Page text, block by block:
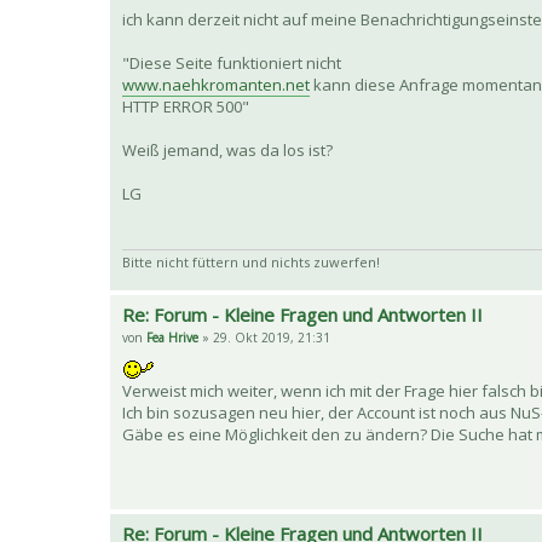
ich kann derzeit nicht auf meine
"Diese Seite funktioniert nicht
www.naehkromanten.net kann diese Anfrage
HTTP ERROR 500"
Weiß jemand, was da los ist?
LG
Bitte nicht füttern und nichts zuwerfen!
Re: Forum - Kleine Fragen und Antworten II
von Fea Hrive » 29. Okt 2019, 21:31
Verweist mich weiter, wenn ich mit der Frage hier falsch
Ich bin sozusagen neu hier, der Account ist noch aus
Gäbe es eine Möglichkeit den zu ändern? Die Suche
Re: Forum - Kleine Fragen und Antworten II